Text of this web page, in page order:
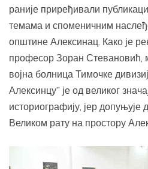
раније приређивали
темама и споменичним
општине Алексинац. Како је
професор Зоран Стевановић,
војна болница Тимочке
Алексинцу” је од великог
историографију, јер
Великом рату на простору